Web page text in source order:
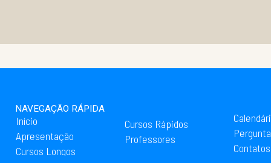
NAVEGAÇÃO RÁPIDA
Início
Apresentação
Cursos Longos
Cursos Rápidos
Professores
Contatos